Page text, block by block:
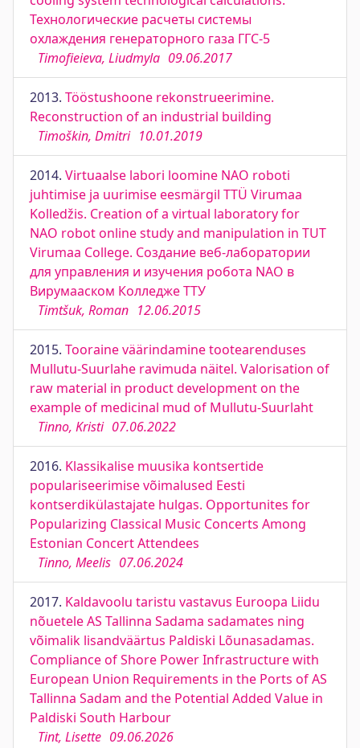
Технологические расчеты системы
охлаждения генераторного газа ГГС-5
Timofieieva, Liudmyla 09.06.2017
2013. Tööstushoone rekonstrueerimine.
Reconstruction of an industrial building
Timoškin, Dmitri 10.01.2019
2014. Virtuaalse labori loomine NAO roboti
juhtimise ja uurimise eesmärgil TTÜ Virumaa
Kolledžis. Creation of a virtual laboratory for
NAO robot online study and manipulation in TUT
Virumaa College. Создание веб-лаборатории
для управления и изучения робота NAO в
Вирумааском Колледже ТТУ
Timtšuk, Roman 12.06.2015
2015. Tooraine väärindamine tootearenduses
Mullutu-Suurlahe ravimuda näitel. Valorisation of
raw material in product development on the
example of medicinal mud of Mullutu-Suurlaht
Tinno, Kristi 07.06.2022
2016. Klassikalise muusika kontsertide
populariseerimise võimalused Eesti
kontserdikülastajate hulgas. Opportunites for
Popularizing Classical Music Concerts Among
Estonian Concert Attendees
Tinno, Meelis 07.06.2024
2017. Kaldavoolu taristu vastavus Euroopa Liidu
nõuetele AS Tallinna Sadama sadamates ning
võimalik lisandväärtus Paldiski Lõunasadamas.
Compliance of Shore Power Infrastructure with
European Union Requirements in the Ports of AS
Tallinna Sadam and the Potential Added Value in
Paldiski South Harbour
Tint, Lisette 09.06.2026